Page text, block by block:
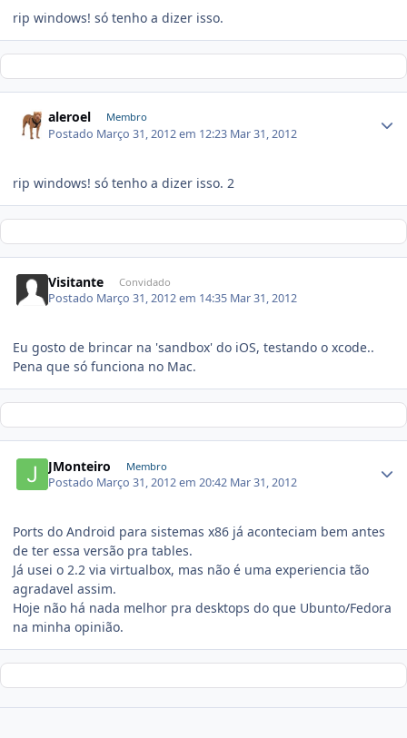
rip windows! só tenho a dizer isso.
aleroel Membro
Postado Março 31, 2012 em 12:23 Mar 31, 2012
rip windows! só tenho a dizer isso. 2
Visitante Convidado
Postado Março 31, 2012 em 14:35 Mar 31, 2012
Eu gosto de brincar na 'sandbox' do iOS, testando o xcode..
Pena que só funciona no Mac.
JMonteiro Membro
Postado Março 31, 2012 em 20:42 Mar 31, 2012
Ports do Android para sistemas x86 já aconteciam bem antes
de ter essa versão pra tables.
Já usei o 2.2 via virtualbox, mas não é uma experiencia tão
agradavel assim.
Hoje não há nada melhor pra desktops do que Ubunto/Fedora
na minha opinião.